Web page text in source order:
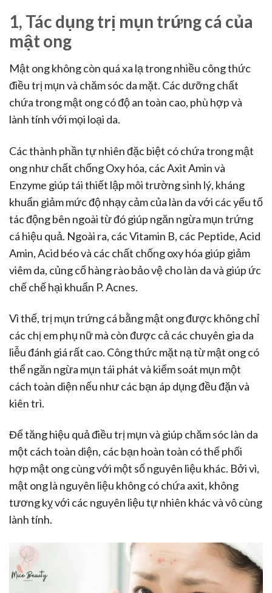
1, Tác dụng trị mụn trứng cá của
mật ong
Mật ong không còn quá xa lạ trong nhiều công thức
điều trị mụn và chăm sóc da mặt. Các dưỡng chất
chứa trong mật ong có độ an toàn cao, phù hợp và
lành tính với mọi loại da.
Các thành phần tự nhiên đặc biệt có chứa trong mật
ong như chất chống Oxy hóa, các Axit Amin và
Enzyme giúp tái thiết lập môi trường sinh lý, kháng
khuẩn giảm mức độ nhạy cảm của làn da với các yếu tố
tác động bên ngoài từ đó giúp ngăn ngừa mụn trứng
cá hiệu quả. Ngoài ra, các Vitamin B, các Peptide, Acid
Amin, Acid béo và các chất chống oxy hóa giúp giảm
viêm da, củng cố hàng rào bảo vệ cho làn da và giúp ức
chế chế hại khuẩn P. Acnes.
Vì thế, trị mụn trứng cá bằng mật ong được không chỉ
các chị em phụ nữ mà còn được cả các chuyên gia da
liễu đánh giá rất cao. Công thức mặt nạ từ mật ong có
thể ngăn ngừa mụn tái phát và kiểm soát mụn một
cách toàn diện nếu như các bạn áp dụng đều đặn và
kiên trì.
Để tăng hiệu quả điều trị mụn và giúp chăm sóc làn da
một cách toàn diện, các bạn hoàn toàn có thể phối
hợp mật ong cùng với một số nguyên liệu khác. Bởi vì,
mật ong là nguyên liệu không có chứa axit, không
tương kỵ với các nguyên liệu tự nhiên khác và vô cùng
lành tính.